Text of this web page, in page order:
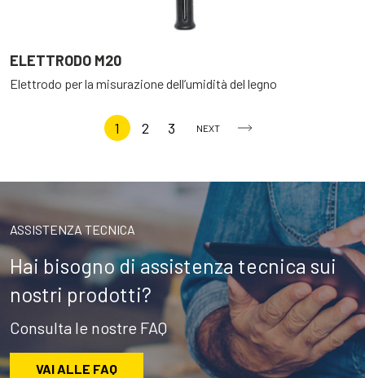
ELETTRODO M20
Elettrodo per la misurazione dell’umidità del legno
1 2 3 NEXT
ASSISTENZA TECNICA
Hai bisogno di assistenza tecnica sui
nostri prodotti?
Consulta le nostre FAQ
VAI ALLE FAQ